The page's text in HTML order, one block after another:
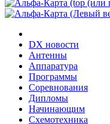
DX новости
Антенны
Аппаратура
Программы
Соревнования
Дипломы
Начинающим
Схемотехника